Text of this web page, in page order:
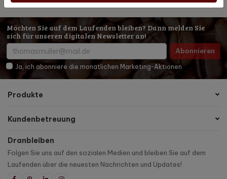
Möchten Sie auf dem Laufenden bleiben? Dann melden Sie
sich für unseren digitalen Newsletter an!
Abonnieren
Ja, ich abonniere die monatlichen Marketing-Aktionen
Produkte
Kundenbetreuung
Dranbleiben
Folgen Sie uns auf den sozialen Medien und bleiben Sie auf dem
Laufenden über die neuesten Nachrichten und Updates!